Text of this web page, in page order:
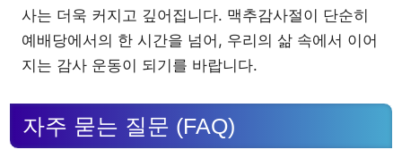
사는 더욱 커지고 깊어집니다. 맥추감사절이 단순히
예배당에서의 한 시간을 넘어, 우리의 삶 속에서 이어
지는 감사 운동이 되기를 바랍니다.
자주 묻는 질문 (FAQ)